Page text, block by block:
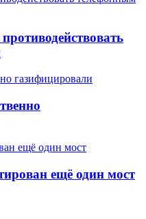
ещё один мост